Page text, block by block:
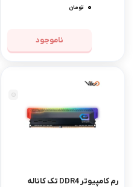
0 تومان
ناموجود
رم کامپیوتر DDR4 تک کاناله